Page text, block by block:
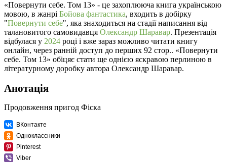
«Повернути себе. Том 13» - це захоплююча книга українською
мовою, в жанрі Бойова фантастика, входить в добірку
"Повернути себе", яка знаходиться на стадії написання від
талановитого самовидавця Олександр Шаравар. Презентація
відбулася у 2024 році і вже зараз можливо читати книгу
онлайн, через ранній доступ до перших 92 стор.. «Повернути
себе. Том 13» обіцяє стати ще однією яскравою перлиною в
літературному доробку автора Олександр Шаравар.
Анотація
Продовження пригод Фіска
ВКонтакте
Одноклассники
Pinterest
Viber